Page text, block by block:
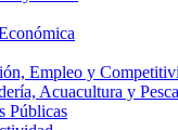
Empleo y
Acuacultura y Pesca
Públicas